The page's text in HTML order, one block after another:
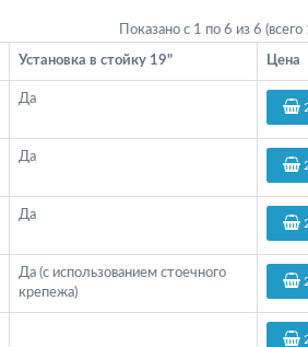
Показано с 1 по 6 из 6
Установка в стойку 19" Цена
Да
Да
Да
Да (с использованием стоечного
крепежа)